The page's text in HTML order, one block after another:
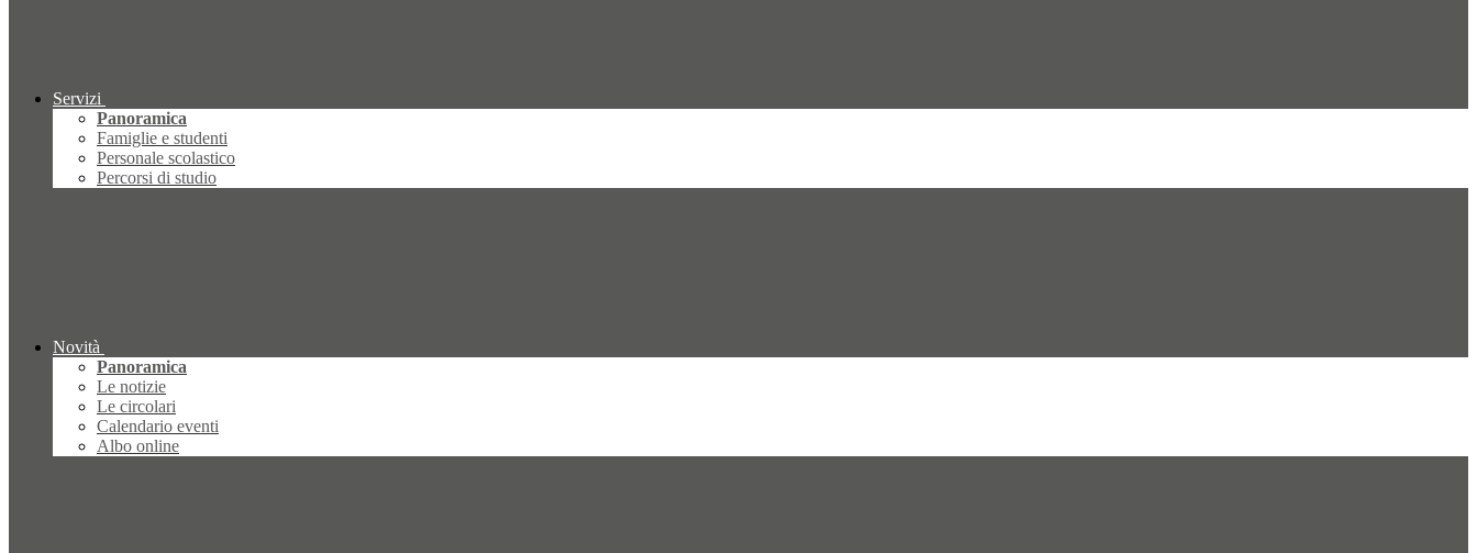
Servizi
Panoramica
Famiglie e studenti
Personale scolastico
Percorsi di studio
Novità
Panoramica
Le notizie
Le circolari
Calendario eventi
Albo online